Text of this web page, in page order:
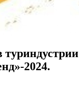
2024.